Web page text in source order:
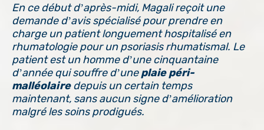
En ce début d’après-midi, Magali reçoit une
demande d’avis spécialisé pour prendre en
charge un patient longuement hospitalisé en
rhumatologie pour un psoriasis rhumatismal. Le
patient est un homme d’une cinquantaine
d’année qui souffre d’uneplaie péri-
malléolairedepuis un certain temps
maintenant, sans aucun signe d’amélioration
malgré les soins prodigués.